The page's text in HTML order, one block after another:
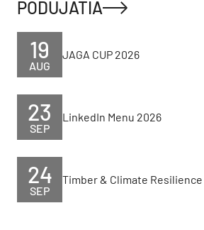
PODUJATIA
AUG
19 JAGA CUP 2026
SEP
23 LinkedIn Menu 2026
SEP
24 Timber & Climate